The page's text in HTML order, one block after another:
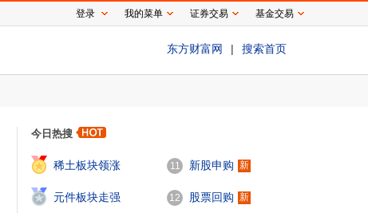
东方财富网 | 搜索首页
今日热搜
稀土板块领涨
2
元件板块走强
11 新股申购 新
12 股票回购 新
登录 我的菜单 证券交易 基金交易